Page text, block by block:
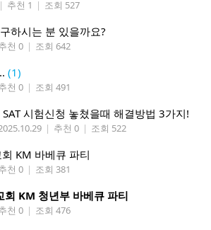
| 추천 1 | 조회 527
하시는 분 있을까요?
천 0 | 조회 642
(1)
천 0 | 조회 491
시험신청 놓쳤을때 해결방법 3가지!
| 추천 0 | 조회 522
KM 바베큐 파티
천 0 | 조회 381
회 KM 청년부 바베큐 파티
천 0 | 조회 476